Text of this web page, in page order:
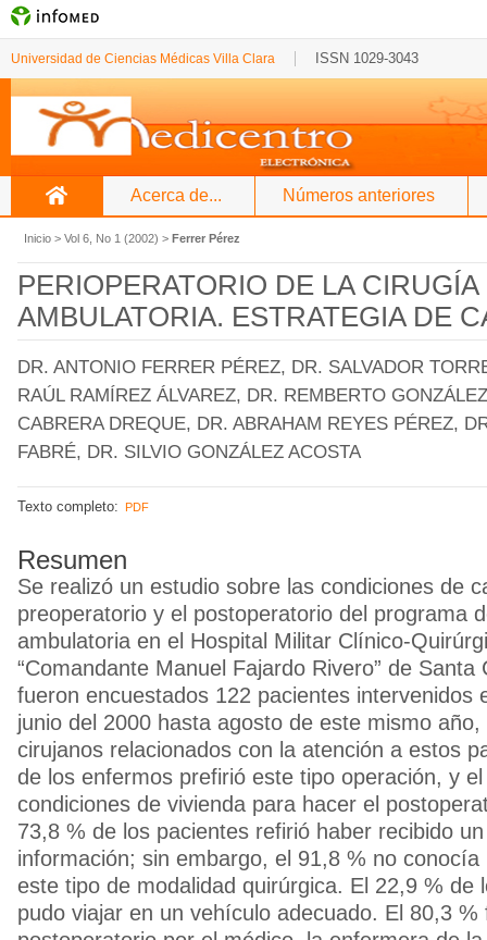
Universidad de Ciencias Médicas Villa Clara ISSN 1029-3043
Acerca de... Números anteriores
Inicio > Vol 6, No 1 (2002) > Ferrer Pérez
PERIOPERATORIO DE LA CIRUGÍA
AMBULATORIA. ESTRATEGIA DE
DR. ANTONIO FERRER PÉREZ, DR. SALVADOR
RAÚL RAMÍREZ ÁLVAREZ, DR. REMBERTO
CABRERA DREQUE, DR. ABRAHAM REYES PÉREZ,
FABRÉ, DR. SILVIO GONZÁLEZ ACOSTA
Texto completo: PDF
Resumen
Se realizó un estudio sobre las condiciones de
preoperatorio y el postoperatorio del programa
ambulatoria en el Hospital Militar Clínico-
“Comandante Manuel Fajardo Rivero” de Santa
fueron encuestados 122 pacientes intervenidos
junio del 2000 hasta agosto de este mismo
cirujanos relacionados con la atención a estos
de los enfermos prefirió este tipo operación, y
condiciones de vivienda para hacer el
73,8 % de los pacientes refirió haber recibido
información; sin embargo, el 91,8 % no conocía
este tipo de modalidad quirúrgica. El 22,9 % de
pudo viajar en un vehículo adecuado. El 80,3 %